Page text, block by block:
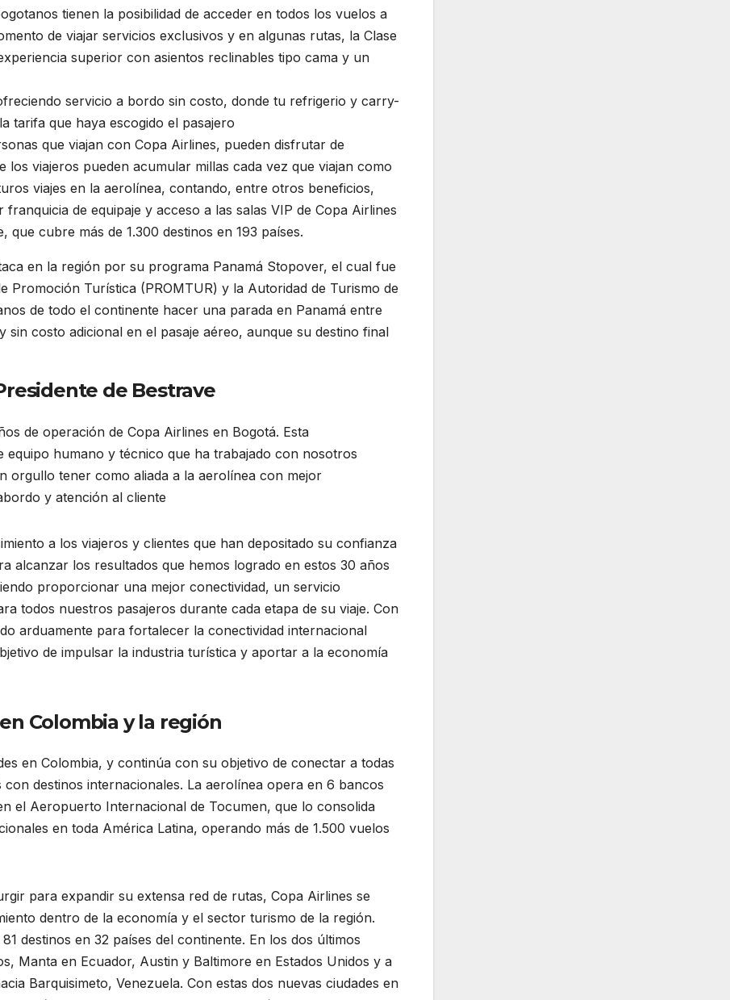
tienen la posibilidad de acceder en todos los vuelos a
de viajar servicios exclusivos y en algunas rutas, la Clase
superior con asientos reclinables tipo cama y un
servicio a bordo sin costo, donde tu refrigerio y carry-
tarifa que haya escogido el pasajero
que viajan con Copa Airlines, pueden disfrutar de
los viajeros pueden acumular millas cada vez que viajan como
viajes en la aerolínea, contando, entre otros beneficios,
de equipaje y acceso a las salas VIP de Copa Airlines
cubre más de 1.300 destinos en 193 países.
en la región por su programa Panamá Stopover, el cual fue
Promoción Turística (PROMTUR) y la Autoridad de Turismo de
de todo el continente hacer una parada en Panamá entre
sin costo adicional en el pasaje aéreo, aunque su destino final
de Bestrave
de operación de Copa Airlines en Bogotá. Esta
humano y técnico que ha trabajado con nosotros
orgullo tener como aliada a la aerolínea con mejor
y atención al cliente
a los viajeros y clientes que han depositado su confianza
alcanzar los resultados que hemos logrado en estos 30 años
proporcionar una mejor conectividad, un servicio
todos nuestros pasajeros durante cada etapa de su viaje. Con
arduamente para fortalecer la conectividad internacional
de impulsar la industria turística y aportar a la economía
Colombia y la región
en Colombia, y continúa con su objetivo de conectar a todas
destinos internacionales. La aerolínea opera en 6 bancos
el Aeropuerto Internacional de Tocumen, que lo consolida
en toda América Latina, operando más de 1.500 vuelos
para expandir su extensa red de rutas, Copa Airlines se
dentro de la economía y el sector turismo de la región.
destinos en 32 países del continente. En los dos últimos
Manta en Ecuador, Austin y Baltimore en Estados Unidos y a
Barquisimeto, Venezuela. Con estas dos nuevas ciudades en